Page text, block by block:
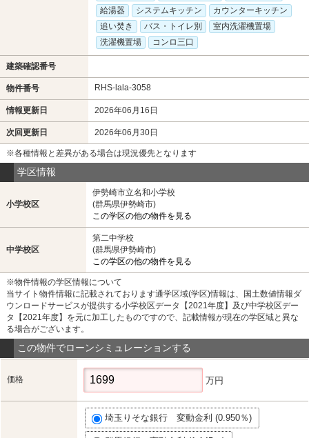
給湯器
システムキッチン
カウンターキッチン
追い焚き
バス・トイレ別
室内洗濯機置場
洗濯機置場
コンロ三口
建築確認番号
物件番号 RHS-lala-3058
情報更新日 2026年06月16日
次回更新日 2026年06月30日
※各種情報と差異がある場合は現況優先となります
学区情報
小学校区
伊勢崎市立名和小学校
(群馬県伊勢崎市)
この学区の他の物件を見る
中学校区
第二中学校
(群馬県伊勢崎市)
この学区の他の物件を見る
※物件情報の学区情報について
当サイト物件情報に記載されております通学区域(学区)情報は、国土数値情報ダ
ウンロードサービスが提供する小学校区データ【2021年度】及び中学校区デー
タ【2021年度】を元に加工したものですので、記載情報が現在の学区域と異な
る場合がございます。
この物件でローンシミュレーションする
価格 万円
埼玉りそな銀行 変動金利 (0.950％)